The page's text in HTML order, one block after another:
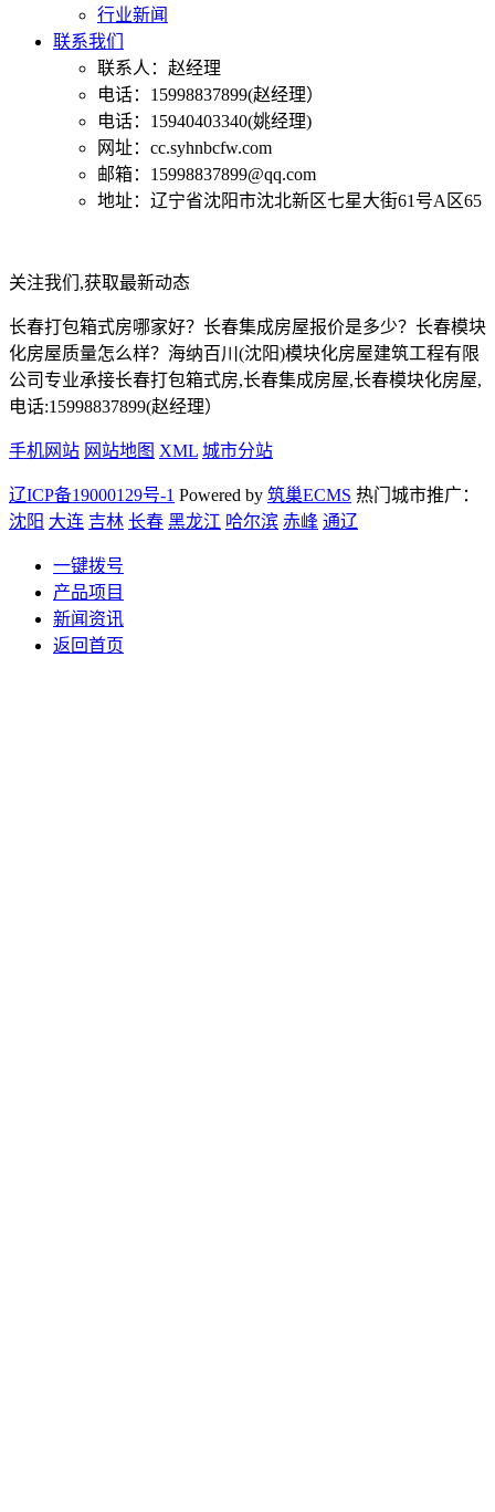
行业新闻
联系我们
联系人：赵经理
电话：15998837899(赵经理）
电话：15940403340(姚经理)
网址：cc.syhnbcfw.com
邮箱：15998837899@qq.com
地址：辽宁省沈阳市沈北新区七星大街61号A区65
关注我们,获取最新动态
长春打包箱式房哪家好？长春集成房屋报价是多少？长春模块
化房屋质量怎么样？海纳百川(沈阳)模块化房屋建筑工程有限
公司专业承接长春打包箱式房,长春集成房屋,长春模块化房屋,
电话:15998837899(赵经理）
手机网站 网站地图 XML 城市分站
辽ICP备19000129号-1 Powered by 筑巢ECMS 热门城市推广：
沈阳 大连 吉林 长春 黑龙江 哈尔滨 赤峰 通辽
一键拨号
产品项目
新闻资讯
返回首页